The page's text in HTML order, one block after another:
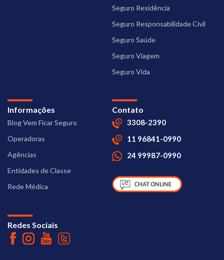
Seguro Residência
Seguro Responsabilidade Civil
Seguro Saúde
Seguro Viagem
Seguro Vida
Informações
Blog Vem Ficar Seguro
Operadoras
Agências
Entidades de Classe
Rede Médica
Contato
3308-2390
11 96841-0990
24 99987-0990
Redes Sociais